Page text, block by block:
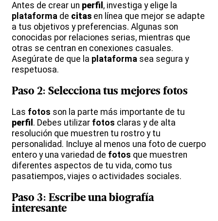
Antes de crear un perfil , investiga y elige la
plataforma de citas en línea que mejor se adapte
a tus objetivos y preferencias. Algunas son
conocidas por relaciones serias, mientras que
otras se centran en conexiones casuales.
Asegúrate de que la plataforma sea segura y
respetuosa.
Paso 2: Selecciona tus mejores fotos
Las fotos son la parte más importante de tu
perfil . Debes utilizar fotos claras y de alta
resolución que muestren tu rostro y tu
personalidad. Incluye al menos una foto de cuerpo
entero y una variedad de fotos que muestren
diferentes aspectos de tu vida, como tus
pasatiempos, viajes o actividades sociales.
Paso 3: Escribe una biografía
interesante